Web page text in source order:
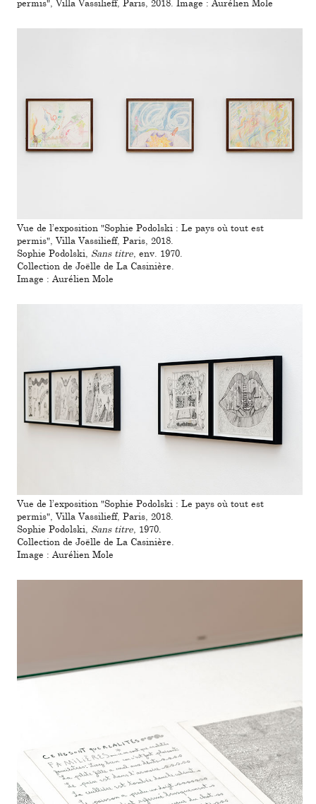
permis", Villa Vassilieff, Paris, 2018. Image : Aurélien Mole
Vue de l’expo­si­tion "Sophie Podolski : Le pays où tout est
permis", Villa Vassilieff, Paris, 2018.
Sophie Podolski, Sans titre, env. 1970.
Collection de Joëlle de La Casinière.
Image : Aurélien Mole
Vue de l’expo­si­tion "Sophie Podolski : Le pays où tout est
permis", Villa Vassilieff, Paris, 2018.
Sophie Podolski, Sans titre, 1970.
Collection de Joëlle de La Casinière.
Image : Aurélien Mole